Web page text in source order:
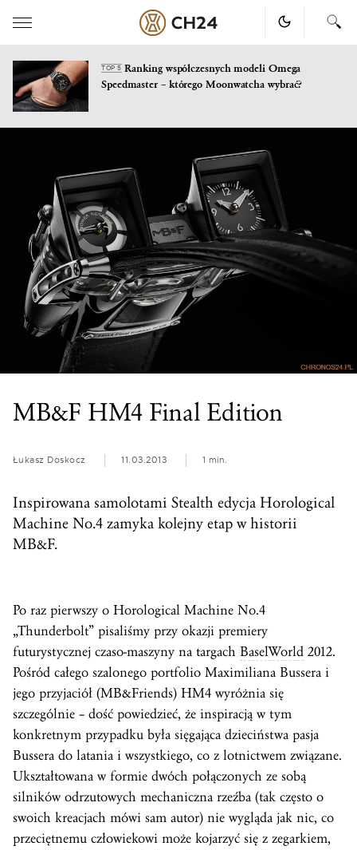
TOP 5Ranking współczesnych modeli Omega
Speedmaster – którego Moonwatcha wybrać?
MB&F HM4 Final Edition
Łukasz Doskocz 11.03.2013 1 min.
Inspirowana samolotami Stealth edycja Horological
Machine No.4 zamyka kolejny etap w historii
MB&F.
Po raz pierwszy o Horological Machine No.4
„Thunderbolt” pisaliśmy przy okazji premiery
futurystycznej czaso-maszyny na targach BaselWorld 2012.
Pośród całego szalonego portfolio Maximiliana Bussera i
jego przyjaciół (MB&Friends) HM4 wyróżnia się
szczególnie – dość powiedzieć, że inspiracją w tym
konkretnym przypadku była sięgająca dzieciństwa pasja
Bussera do latania i wszystkiego, co z lotnictwem związane.
Ukształtowana w formie dwóch połączonych ze sobą
silników odrzutowych mechaniczna rzeźba (tak często o
swoich kreacjach mówi sam autor) nie wygląda jak nic, co
przeciętnemu człowiekowi może kojarzyć się z zegarkiem,